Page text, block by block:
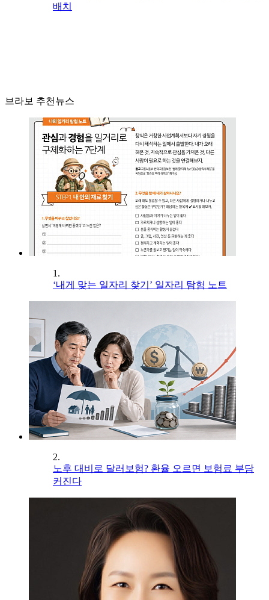
배치
브라보 추천뉴스
1.
‘내게 맞는 일자리 찾기’ 일자리 탐험 노트
2.
노후 대비로 달러보험? 환율 오르면 보험료 부담
커진다